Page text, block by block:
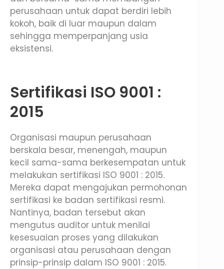
perusahaan untuk dapat berdiri lebih
kokoh, baik di luar maupun dalam
sehingga memperpanjang usia
eksistensi.
Sertifikasi ISO 9001 :
2015
Organisasi maupun perusahaan
berskala besar, menengah, maupun
kecil sama-sama berkesempatan untuk
melakukan sertifikasi ISO 9001 : 2015.
Mereka dapat mengajukan permohonan
sertifikasi ke badan sertifikasi resmi.
Nantinya, badan tersebut akan
mengutus auditor untuk menilai
kesesuaian proses yang dilakukan
organisasi atau perusahaan dengan
prinsip-prinsip dalam ISO 9001 : 2015.